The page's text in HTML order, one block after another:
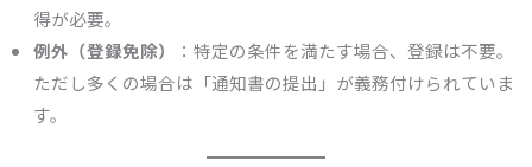
得が必要。
例外（登録免除）
：特定の条件を満たす場合、登録は不要。
ただし多くの場合は「通知書の提出」が義務付けられていま
す。